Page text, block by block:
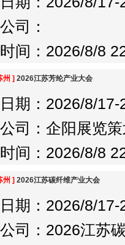
司：
间：2026/8/8
州 ] 2026江苏芳纶产业大会
期：2026/8/17-
司：企阳展览
间：2026/8/8
州 ] 2026江苏碳纤维产业大会
期：2026/8/17-
司：2026江苏